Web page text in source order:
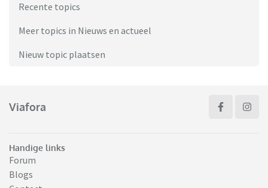
Recente topics
Meer topics in Nieuws en actueel
Nieuw topic plaatsen
Viafora
Handige links
Forum
Blogs